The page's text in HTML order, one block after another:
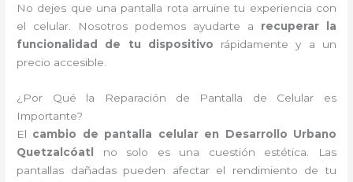
No dejes que una pantalla rota arruine tu experiencia con
el celular. Nosotros podemos ayudarte a recuperar la
funcionalidad de tu dispositivo rápidamente y a un
precio accesible.
¿Por Qué la Reparación de Pantalla de Celular es
Importante?
El cambio de pantalla celular en Desarrollo Urbano
Quetzalcóatl
no solo es una cuestión estética. Las
pantallas dañadas pueden afectar el rendimiento de tu